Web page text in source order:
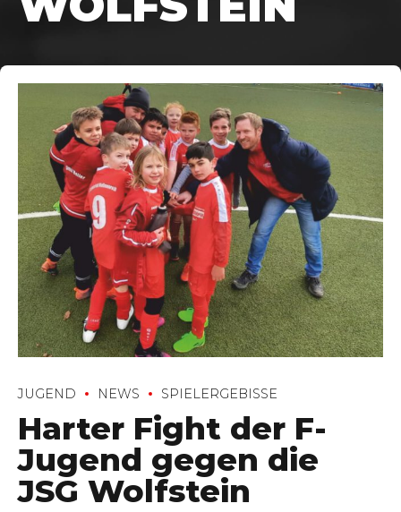
JUGEND NEWS SPIELERGEBISSE
Harter Fight der F-
Jugend gegen die
JSG Wolfstein